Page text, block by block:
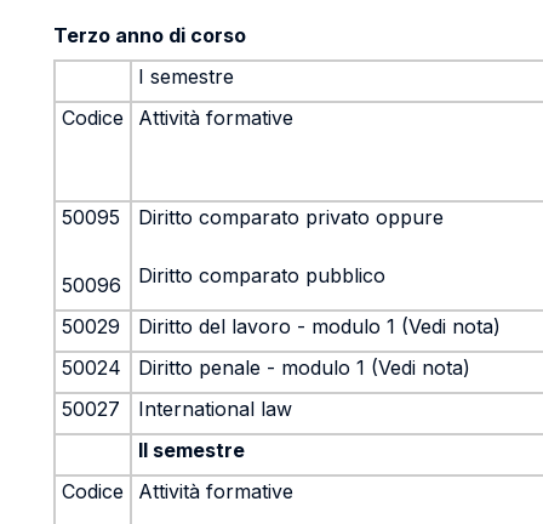
Terzo anno di corso
I semestre
Codice
Attività formative
50095
50096
Diritto comparato privato oppure
Diritto comparato pubblico
50029
Diritto del lavoro - modulo 1 (Vedi nota)
50024
Diritto penale - modulo 1 (Vedi nota)
50027
International law
II semestre
Codice
Attività formative